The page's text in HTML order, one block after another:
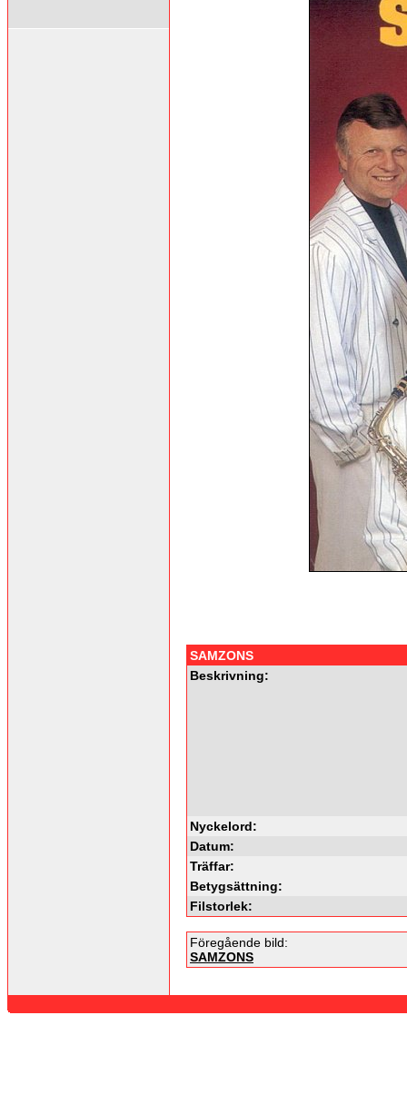
SAMZONS
Beskrivning:
Nyckelord:
Datum:
Träffar:
Betygsättning:
Filstorlek:
Föregående bild:
SAMZONS